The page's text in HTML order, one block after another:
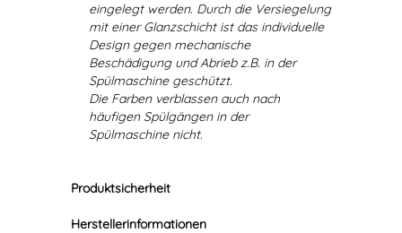
eingelegt werden. Durch die Versiegelung
mit einer Glanzschicht ist das individuelle
Design gegen mechanische
Beschädigung und Abrieb z.B. in der
Spülmaschine geschützt.
Die Farben verblassen auch nach
häufigen Spülgängen in der
Spülmaschine nicht.
Produktsicherheit
Herstellerinformationen